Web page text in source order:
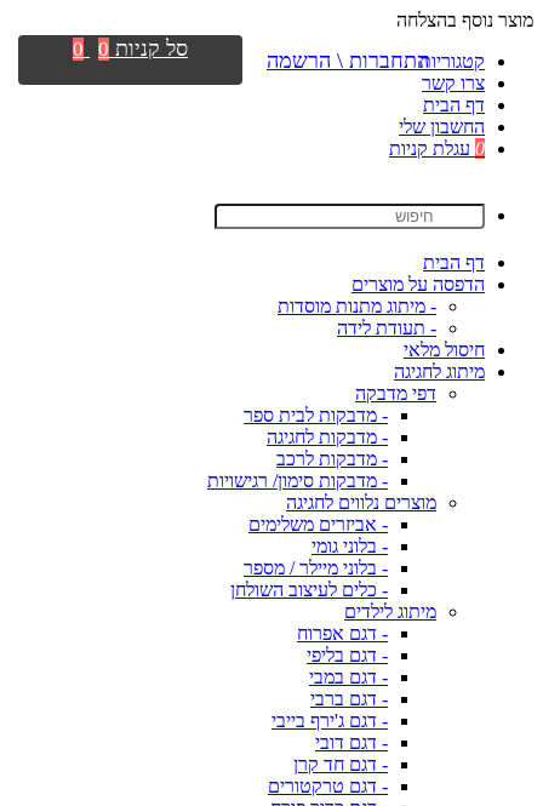
מוצר נוסף בהצלחה
קטגוריות
צרו קשר
דף הבית
החשבון שלי
0 עגלת קניות
דף הבית
הדפסה על מוצרים
- מיתוג מתנות מוסדות
- תעודת לידה
חיסול מלאי
מיתוג לחגיגה
דפי מדבקה
- מדבקות לבית ספר
- מדבקות לחגיגה
- מדבקות לרכב
- מדבקות סימון/ רגישויות
מוצרים נלווים לחגיגה
- אביזרים משלימים
- בלוני גומי
- בלוני מיילר / מספר
- כלים לעיצוב השולחן
מיתוג לילדים
- דגם אפרוח
- דגם בליפי
- דגם במבי
- דגם ברבי
- דגם ג'ירף בייבי
- דגם דובי
- דגם חד קרן
- דגם טרקטורים
התחברות \ הרשמה סל קניות 0
0